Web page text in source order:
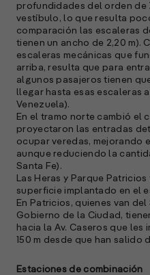
profundidades del orden de
vestíbulo, lo que resulta
comparación las escaleras
tienen un ancho de 2,20 m).
escaleras mecánicas que
arriba, resulta que para
algunos pasajeros tienen
llegar hasta esas escaleras
Venezuela).
En el tramo norte cambió el
proyectaron las entradas
ocupar veredas, mejorando
aunque reduciendo la
Santa Fe).
Las Heras y Parque
superficie implantado en el
En Patricios, quienes van
Gobierno de la Ciudad,
hacia la Av. Caseros que
150 m desde que han salido
Estaciones de combinación